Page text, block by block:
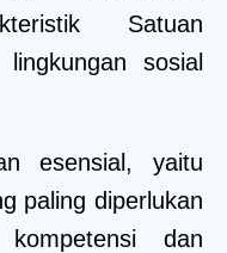
Satuan
sosial
esensial, yaitu
paling diperlukan
kompetensi dan